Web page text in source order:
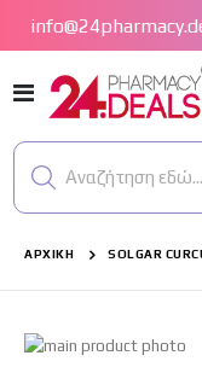
Εναλλαγή
Πλοήγησης
Αναζήτηση εδώ...
ΑΡΧΙΚΉ SOLGAR
Μετάβαση